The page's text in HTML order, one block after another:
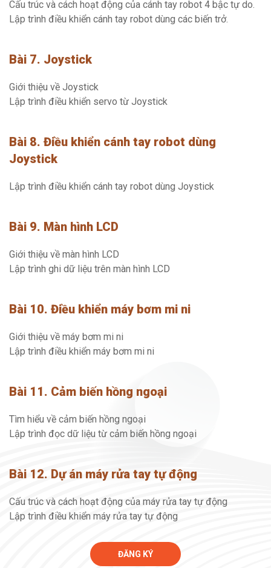
Cấu trúc và cách hoạt động của cánh tay robot 4 bậc tự do.
Lập trình điều khiển cánh tay robot dùng các biến trở.
Bài 7. Joystick
Giới thiệu về Joystick
Lập trình điều khiển servo từ Joystick
Bài 8. Điều khiển cánh tay robot dùng
Joystick
Lập trình điều khiển cánh tay robot dùng Joystick
Bài 9. Màn hình LCD
Giới thiệu về màn hình LCD
Lập trình ghi dữ liệu trên màn hình LCD
Bài 10. Điều khiển máy bơm mi ni
Giới thiệu về máy bơm mi ni
Lập trình điều khiển máy bơm mi ni
Bài 11. Cảm biến hồng ngoại
Tìm hiểu về cảm biến hồng ngoại
Lập trình đọc dữ liệu từ cảm biến hồng ngoại
Bài 12. Dự án máy rửa tay tự động
Cấu trúc và cách hoạt động của máy rửa tay tự động
Lập trình điều khiển máy rửa tay tự động
ĐĂNG KÝ